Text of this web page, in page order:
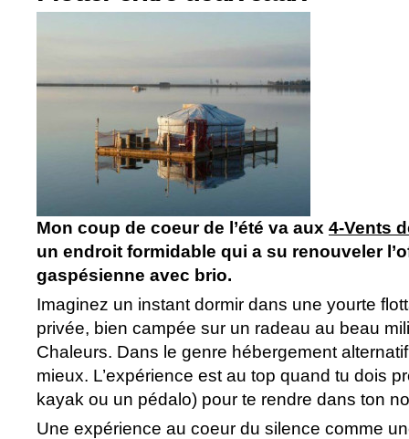
Mon coup de coeur de l’été va aux 4-Vents
un endroit formidable qui a su renouveler
gaspésienne avec brio.
Imaginez un instant dormir dans une yourte
privée, bien campée sur un radeau au beau
Chaleurs. Dans le genre hébergement
mieux. L’expérience est au top quand tu dois
kayak ou un pédalo) pour te rendre dans ton
Une expérience au coeur du silence comme